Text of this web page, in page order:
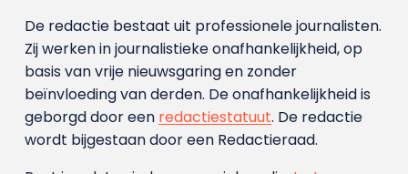
De redactie bestaat uit professionele journalisten.
Zij werken in journalistieke onafhankelijkheid, op
basis van vrije nieuwsgaring en zonder
beïnvloeding van derden. De onafhankelijkheid is
geborgd door een redactiestatuut. De redactie
wordt bijgestaan door een Redactieraad.